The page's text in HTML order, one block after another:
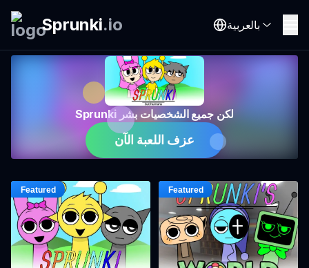
Sprunki.io بالعربية
Sprunki لكن جميع الشخصيات بشر
عزف اللعبة الآن